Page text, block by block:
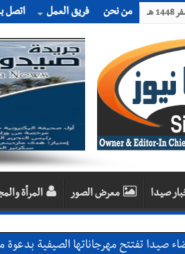
من نحن فريق العمل اتصل
صيدا معرض الصور المرأة
الصيفية بدعوة من بلديتها الخميس ٦-٨-٢٠٢٦ مع الفنان المميز أدهم شلهوب